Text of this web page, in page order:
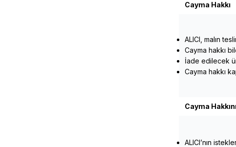
Cayma Hakkı
ALICI, malın
Cayma hakkı
İade edilecek
Cayma hakkı
Cayma
ALICI’nın